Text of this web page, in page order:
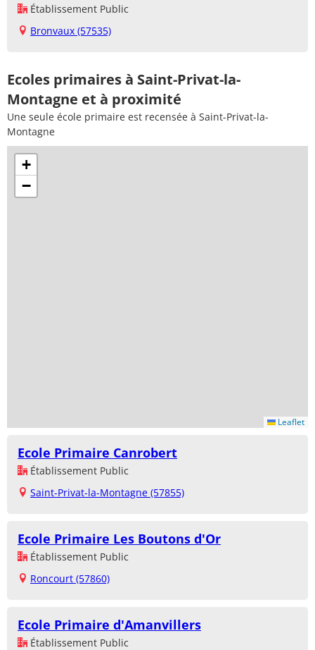
Établissement Public
Bronvaux (57535)
Ecoles primaires à Saint-Privat-la-
Montagne et à proximité
Une seule école primaire est recensée à Saint-Privat-la-
Montagne
+
−
Leaflet
Ecole Primaire Canrobert
Établissement Public
Saint-Privat-la-Montagne (57855)
Ecole Primaire Les Boutons d'Or
Établissement Public
Roncourt (57860)
Ecole Primaire d'Amanvillers
Établissement Public